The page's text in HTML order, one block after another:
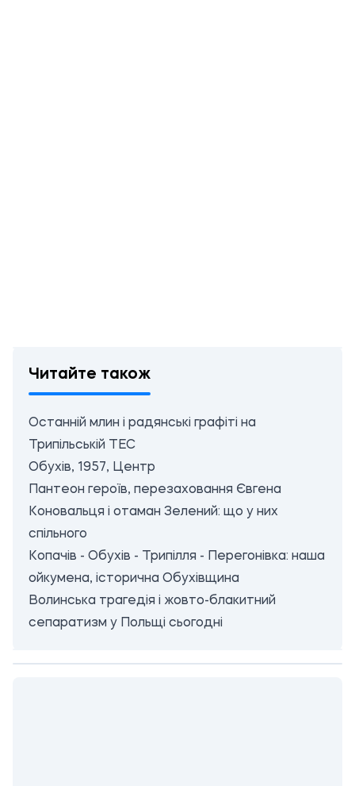
Читайте також
Останній млин і радянські графіті на
Трипільській ТЕС
Обухів, 1957, Центр
Пантеон героїв, перезаховання Євгена
Коновальця і отаман Зелений: що у них
спільного
Копачів - Обухів - Трипілля - Перегонівка: наша
ойкумена, історична Обухівщина
Волинська трагедія і жовто-блакитний
сепаратизм у Польщі сьогодні